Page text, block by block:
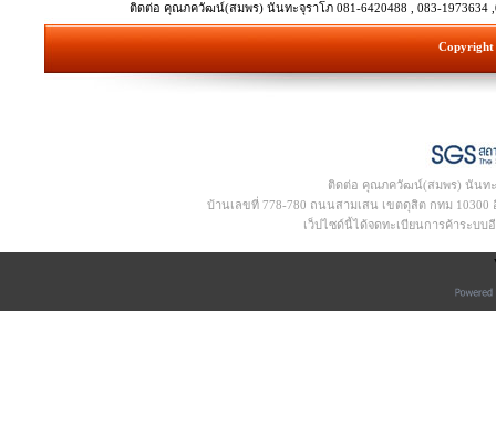
ติดต่อ คุณภควัฒน์(สมพร) นันทะจุราโภ 081-6420488 , 083-1973634
Copyright
ติดต่อ คุณภควัฒน์(สมพร) นันทะจุ
บ้านเลขที่ 778-780 ถนนสามเสน เขตดุสิต กทม 10300 อี
เว็ปไซด์นี้ได้จดทะเบียนการค้าระบบ